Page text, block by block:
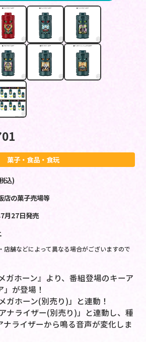
菓子・食品・食玩
込)
店の菓子売場等
7月27日発売
舗などによって異なる場合がございますので
ガホーン』より、番組登場のキーア
が登場！
ガホーン(別売り)」と連動！
ナライザー(別売り)」と連動し、種
ナライザーから鳴る音声が変化しま